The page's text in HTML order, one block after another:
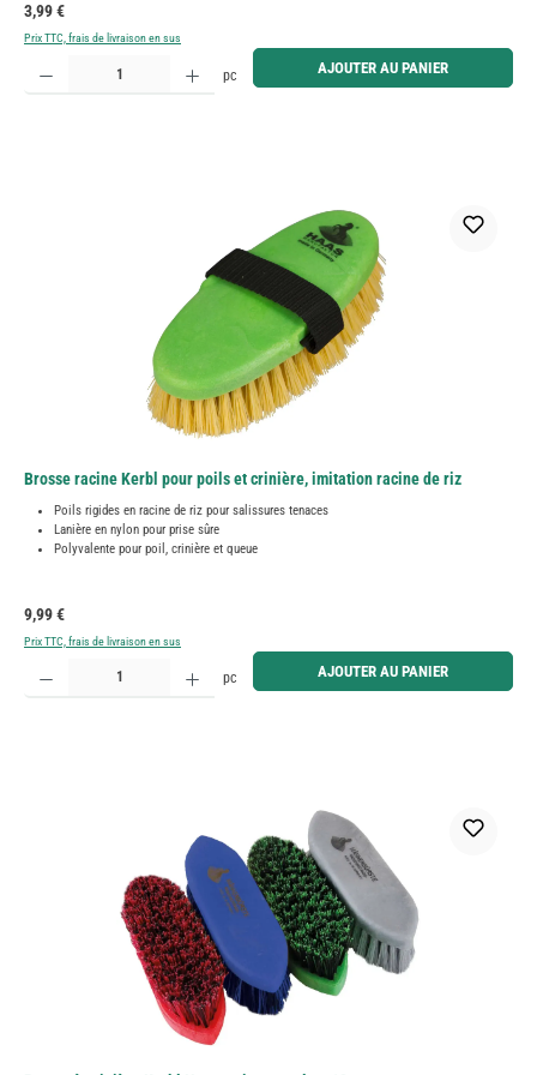
Prix régulier :
3,99 €
Prix TTC, frais de livraison en sus
Quantité de produit : Entrez la quantité souhaitée ou utilisez les boutons pour augmenter ou
pc AJOUTER AU PANIER
Brosse racine Kerbl pour poils et crinière, imitation racine de riz
Poils rigides en racine de riz pour salissures tenaces
Lanière en nylon pour prise sûre
Polyvalente pour poil, crinière et queue
Prix régulier :
9,99 €
Prix TTC, frais de livraison en sus
Quantité de produit : Entrez la quantité souhaitée ou utilisez les boutons pour augmenter ou
pc AJOUTER AU PANIER